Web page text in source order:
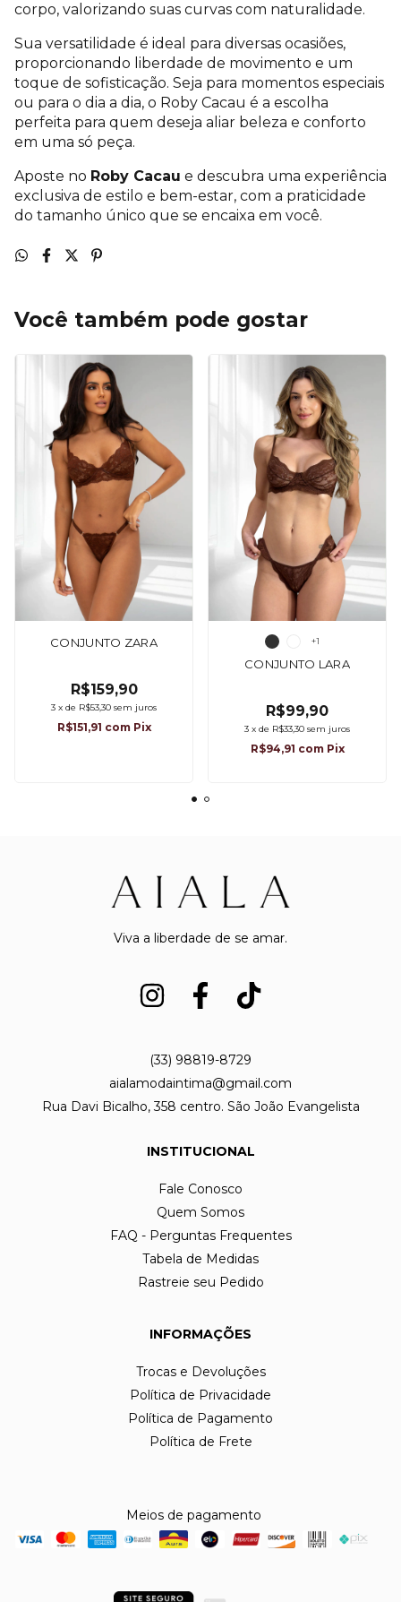
corpo, valorizando suas curvas com naturalidade.
Sua versatilidade é ideal para diversas ocasiões,
proporcionando liberdade de movimento e um
toque de sofisticação. Seja para momentos especiais
ou para o dia a dia, o Roby Cacau é a escolha
perfeita para quem deseja aliar beleza e conforto
em uma só peça.
Aposte no Roby Cacau e descubra uma experiência
exclusiva de estilo e bem-estar, com a praticidade
do tamanho único que se encaixa em você.
Você também pode gostar
CONJUNTO ZARA
R$159,90
3 x de R$53,30 sem juros
R$151,91 com Pix
CONJUNTO LARA
R$99,90
3 x de R$33,30 sem juros
R$94,91 com Pix
+1
Viva a liberdade de se amar.
(33) 98819-8729
aialamodaintima@gmail.com
Rua Davi Bicalho, 358 centro. São João Evangelista
INSTITUCIONAL
Fale Conosco
Quem Somos
FAQ - Perguntas Frequentes
Tabela de Medidas
Rastreie seu Pedido
INFORMAÇÕES
Trocas e Devoluções
Política de Privacidade
Política de Pagamento
Política de Frete
Meios de pagamento